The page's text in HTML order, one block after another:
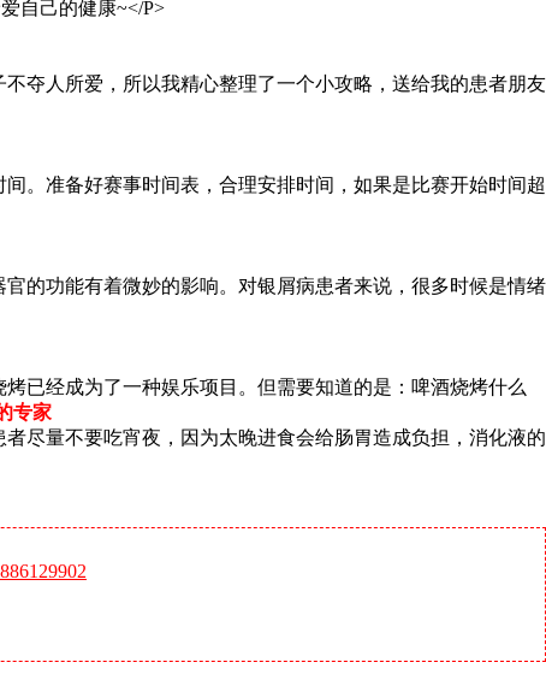
夺人所爱，所以我精心整理了一个小攻略，送给我的患者朋友
。准备好赛事时间表，合理安排时间，如果是比赛开始时间超
的功能有着微妙的影响。对银屑病患者来说，很多时候是情绪
已经成为了一种娱乐项目。但需要知道的是：啤酒烧烤什么
专家
尽量不要吃宵夜，因为太晚进食会给肠胃造成负担，消化液的